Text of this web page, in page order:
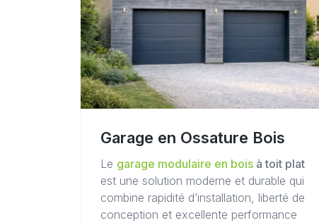
Garage en Ossature Bois
Le garage modulaire en bois à toit plat
est une solution moderne et durable qui
combine rapidité d’installation, liberté de
conception et excellente performance